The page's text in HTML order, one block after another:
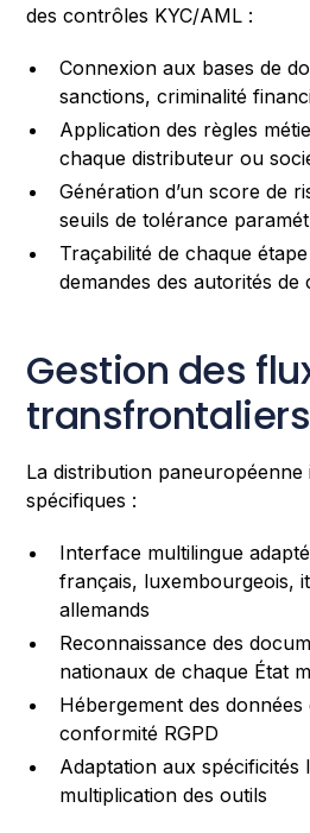
des contrôles KYC/AML :
Connexion aux bases de
sanctions, criminalité
Application des règles
chaque distributeur ou
Génération d’un score de
seuils de tolérance
Traçabilité de chaque
demandes des autorités de
Gestion des
transfrontaliers
La distribution paneuropéenne
spécifiques :
Interface multilingue
français, luxembourgeois,
allemands
Reconnaissance des
nationaux de chaque État
Hébergement des
conformité RGPD
Adaptation aux spécificités
multiplication des outils